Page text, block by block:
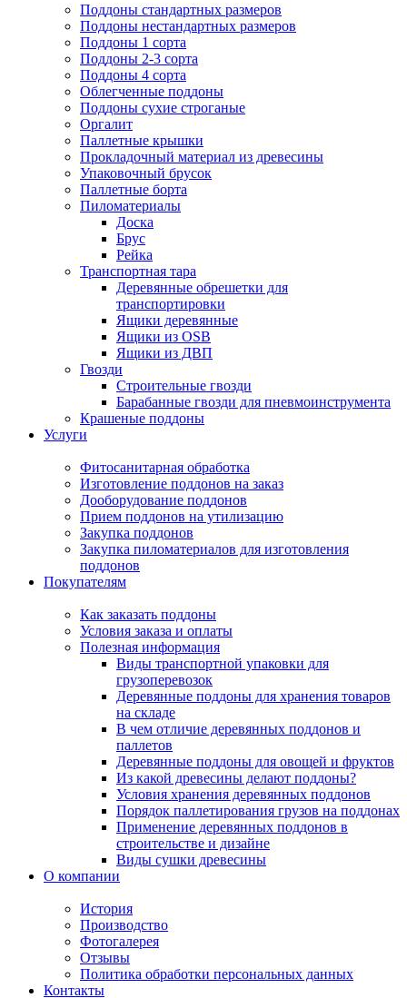
Поддоны стандартных размеров
Поддоны нестандартных размеров
Поддоны 1 сорта
Поддоны 2-3 сорта
Поддоны 4 сорта
Облегченные поддоны
Поддоны сухие строганые
Оргалит
Паллетные крышки
Прокладочный материал из древесины
Упаковочный брусок
Паллетные борта
Пиломатериалы
Доска
Брус
Рейка
Транспортная тара
Деревянные обрешетки для
транспортировки
Ящики деревянные
Ящики из OSB
Ящики из ДВП
Гвозди
Строительные гвозди
Барабанные гвозди для пневмоинструмента
Крашеные поддоны
Услуги
Фитосанитарная обработка
Изготовление поддонов на заказ
Дооборудование поддонов
Прием поддонов на утилизацию
Закупка поддонов
Закупка пиломатериалов для изготовления
поддонов
Покупателям
Как заказать поддоны
Условия заказа и оплаты
Полезная информация
Виды транспортной упаковки для
грузоперевозок
Деревянные поддоны для хранения товаров
на складе
В чем отличие деревянных поддонов и
паллетов
Деревянные поддоны для овощей и фруктов
Из какой древесины делают поддоны?
Условия хранения деревянных поддонов
Порядок паллетирования грузов на поддонах
Применение деревянных поддонов в
строительстве и дизайне
Виды сушки древесины
О компании
История
Производство
Фотогалерея
Отзывы
Политика обработки персональных данных
Контакты